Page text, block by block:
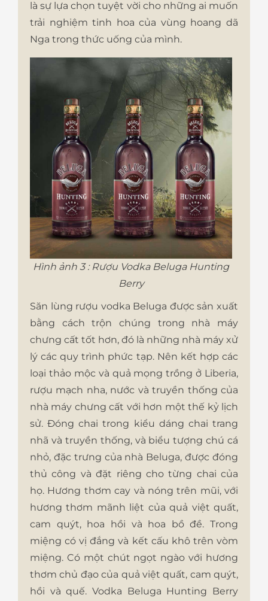
là sự lựa chọn tuyệt vời cho những ai muốn
trải nghiệm tinh hoa của vùng hoang dã
Nga trong thức uống của mình.
Hình ảnh 3 : Rượu Vodka Beluga Hunting
Berry
Săn lùng rượu vodka Beluga được sản xuất
bằng cách trộn chúng trong nhà máy
chưng cất tốt hơn, đó là những nhà máy xử
lý các quy trình phức tạp. Nên kết hợp các
loại thảo mộc và quả mọng trồng ở Liberia,
rượu mạch nha, nước và truyền thống của
nhà máy chưng cất với hơn một thế kỷ lịch
sử. Đóng chai trong kiểu dáng chai trang
nhã và truyền thống, và biểu tượng chú cá
nhỏ, đặc trưng của nhà Beluga, được đóng
thủ công và đặt riêng cho từng chai của
họ. Hương thơm cay và nóng trên mũi, với
hương thơm mãnh liệt của quả việt quất,
cam quýt, hoa hồi và hoa bồ đề. Trong
miệng có vị đắng và kết cấu khô trên vòm
miệng. Có một chút ngọt ngào với hương
thơm chủ đạo của quả việt quất, cam quýt,
hồi và quế. Vodka Beluga Hunting Berry